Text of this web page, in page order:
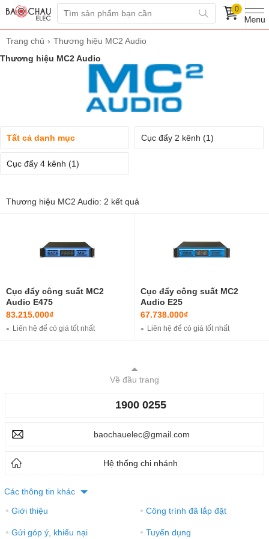
0
Trang chủ
Thương hiệu MC2 Audio
Thương hiệu MC2 Audio
Tất cả danh mục Cục đẩy 2 kênh(1)
Cục đẩy 4 kênh (1)
Thương hiệu MC2 Audio: 2 kết quả
Cục đẩy công suất MC2
Audio E475
83.215.000₫
Liên hệ để có giá tốt nhất
Cục đẩy công suất MC2
Audio E25
67.738.000₫
Liên hệ để có giá tốt nhất
Về đầu trang
1900 0255
baochauelec@gmail.com
Hệ thống chi nhánh
Các thông tin khác
● Giới thiệu ● Công trình đã lắp đặt
● Gửi góp ý, khiếu nại ● Tuyển dụng